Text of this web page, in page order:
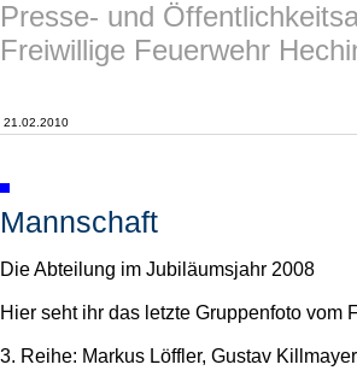
Presse- und
Freiwillige Feuerwehr
21.02.2010
Mannschaft
Die Abteilung im Jubiläumsjahr 2008
Hier seht ihr das letzte Gruppenfoto vom
3. Reihe: Markus Löffler, Gustav